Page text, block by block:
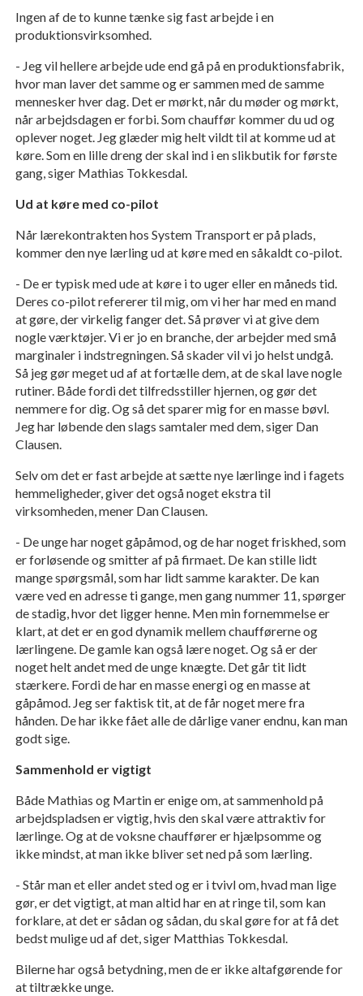
Ingen af de to kunne tænke sig fast arbejde i en
produktionsvirksomhed.
- Jeg vil hellere arbejde ude end gå på en produktionsfabrik,
hvor man laver det samme og er sammen med de samme
mennesker hver dag. Det er mørkt, når du møder og mørkt,
når arbejdsdagen er forbi. Som chauffør kommer du ud og
oplever noget. Jeg glæder mig helt vildt til at komme ud at
køre. Som en lille dreng der skal ind i en slikbutik for første
gang, siger Mathias Tokkesdal.
Ud at køre med co-pilot
Når lærekontrakten hos System Transport er på plads,
kommer den nye lærling ud at køre med en såkaldt co-pilot.
- De er typisk med ude at køre i to uger eller en måneds tid.
Deres co-pilot refererer til mig, om vi her har med en mand
at gøre, der virkelig fanger det. Så prøver vi at give dem
nogle værktøjer. Vi er jo en branche, der arbejder med små
marginaler i indstregningen. Så skader vil vi jo helst undgå.
Så jeg gør meget ud af at fortælle dem, at de skal lave nogle
rutiner. Både fordi det tilfredsstiller hjernen, og gør det
nemmere for dig. Og så det sparer mig for en masse bøvl.
Jeg har løbende den slags samtaler med dem, siger Dan
Clausen.
Selv om det er fast arbejde at sætte nye lærlinge ind i fagets
hemmeligheder, giver det også noget ekstra til
virksomheden, mener Dan Clausen.
- De unge har noget gåpåmod, og de har noget friskhed, som
er forløsende og smitter af på firmaet. De kan stille lidt
mange spørgsmål, som har lidt samme karakter. De kan
være ved en adresse ti gange, men gang nummer 11, spørger
de stadig, hvor det ligger henne. Men min fornemmelse er
klart, at det er en god dynamik mellem chaufførerne og
lærlingene. De gamle kan også lære noget. Og så er der
noget helt andet med de unge knægte. Det går tit lidt
stærkere. Fordi de har en masse energi og en masse at
gåpåmod. Jeg ser faktisk tit, at de får noget mere fra
hånden. De har ikke fået alle de dårlige vaner endnu, kan man
godt sige.
Sammenhold er vigtigt
Både Mathias og Martin er enige om, at sammenhold på
arbejdspladsen er vigtig, hvis den skal være attraktiv for
lærlinge. Og at de voksne chauffører er hjælpsomme og
ikke mindst, at man ikke bliver set ned på som lærling.
- Står man et eller andet sted og er i tvivl om, hvad man lige
gør, er det vigtigt, at man altid har en at ringe til, som kan
forklare, at det er sådan og sådan, du skal gøre for at få det
bedst mulige ud af det, siger Matthias Tokkesdal.
Bilerne har også betydning, men de er ikke altafgørende for
at tiltrække unge.